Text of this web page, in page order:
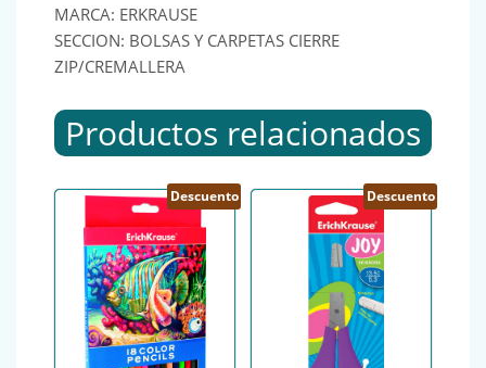
MARCA: ERKRAUSE
SECCION: BOLSAS Y CARPETAS CIERRE
ZIP/CREMALLERA
Productos relacionados
Descuento Descuento